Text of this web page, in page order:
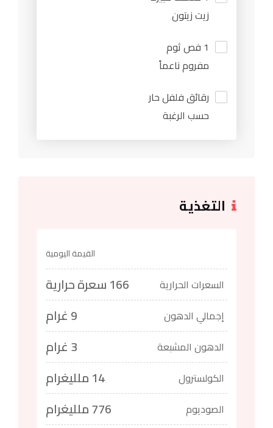
زيت زيتون
1 فص ثوم
مفروم ناعماً
رقائق فلفل حار
حسب الرغبة
التغذية
القيمة اليومية
السعرات الحرارية 166 سعرة حرارية
إجمالي الدهون
الدهون المشبعة
الكولسترول 14 ملليغرام
الصوديوم 776 ملليغرام